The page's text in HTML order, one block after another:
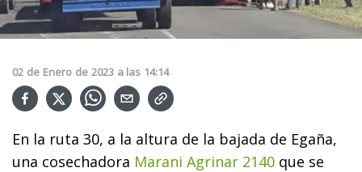
02 de Enero de 2023 a las 14:14
En la ruta 30, a la altura de la bajada de Egaña,
una cosechadora Marani Agrinar 2140 que se